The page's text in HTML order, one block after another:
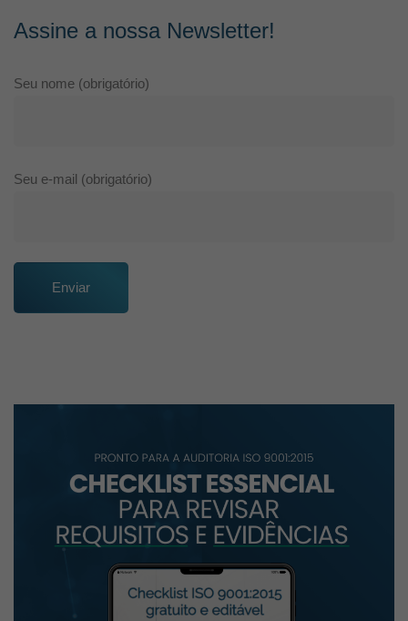
Assine a nossa Newsletter!
Seu nome (obrigatório)
Seu e-mail (obrigatório)